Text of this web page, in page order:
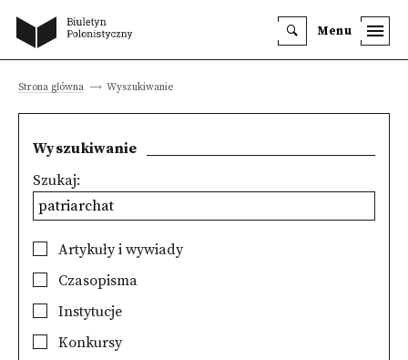
Menu
Strona główna Wyszukiwanie
Wyszukiwanie
Szukaj:
Artykuły i wywiady
Czasopisma
Instytucje
Konkursy